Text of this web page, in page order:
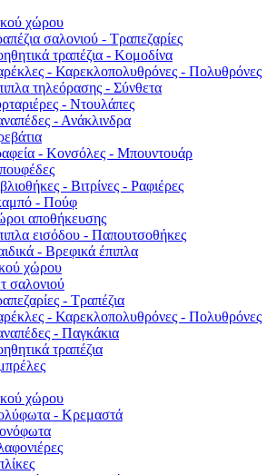
χώρου
σαλονιού - Τραπεζαρίες
τραπέζια - Κομοδίνα
- Καρεκλοπολυθρόνες - Πολυθρόνες
τηλεόρασης - Σύνθετα
- Ντουλάπες
- Ανάκλινδρα
- Κονσόλες - Μπουντουάρ
- Βιτρίνες - Ραφιέρες
- Πούφ
αποθήκευσης
εισόδου - Παπουτσοθήκες
- Βρεφικά έπιπλα
χώρου
σαλονιού
- Τραπέζια
- Καρεκλοπολυθρόνες - Πολυθρόνες
- Παγκάκια
τραπέζια
χώρου
- Κρεμαστά